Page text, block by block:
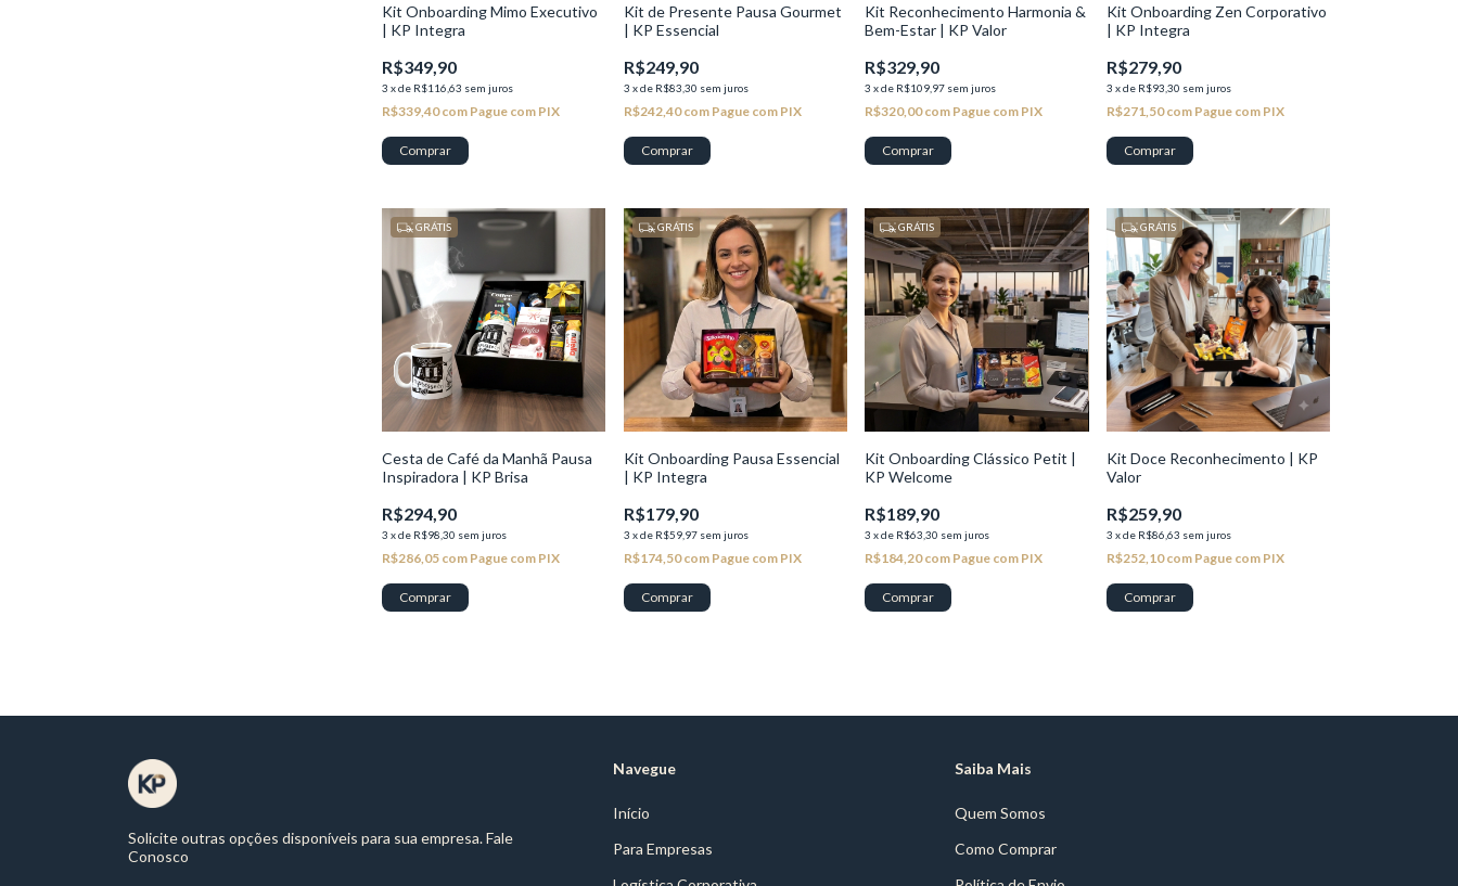
Kit Onboarding Mimo Executivo
| KP Integra
R$349,90
3 xde R$116,63 sem juros
R$339,40com Pague com PIX
Kit de Presente Pausa Gourmet
| KP Essencial
R$249,90
3 xde R$83,30 sem juros
R$242,40com Pague com PIX
Kit Reconhecimento Harmonia &
Bem-Estar | KP Valor
R$329,90
3 xde R$109,97 sem juros
R$320,00com Pague com PIX
Kit Onboarding Zen Corporativo
| KP Integra
R$279,90
3 xde R$93,30 sem juros
R$271,50com Pague com PIX
GRÁTIS
Cesta de Café da Manhã Pausa
Inspiradora | KP Brisa
R$294,90
3 xde R$98,30 sem juros
R$286,05 com Pague com PIX
GRÁTIS
Kit Onboarding Pausa Essencial
| KP Integra
R$179,90
3 xde R$59,97 sem juros
R$174,50com Pague com PIX
GRÁTIS
Kit Onboarding Clássico Petit |
KP Welcome
R$189,90
3 xde R$63,30 sem juros
R$184,20com Pague com PIX
GRÁTIS
Kit Doce Reconhecimento | KP
Valor
R$259,90
3 xde R$86,63 sem juros
R$252,10com Pague com PIX
Solicite outras opções disponíveis para sua empresa. Fale
Conosco
Navegue
Início
Para Empresas
Saiba Mais
Quem Somos
Como Comprar